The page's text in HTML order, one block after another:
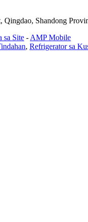
Qingdao, Shandong
sa Site - AMP Mobile
, Refrigerator sa